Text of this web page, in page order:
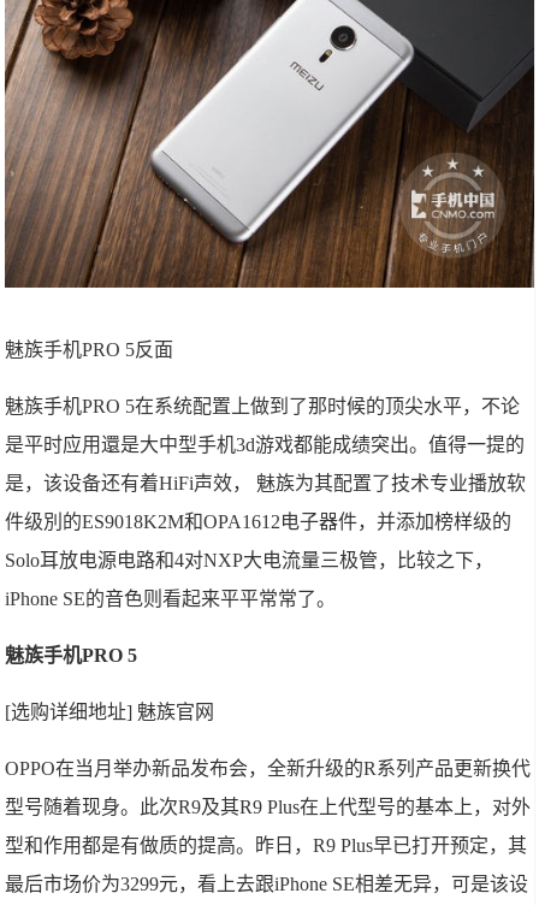
魅族手机PRO 5反面
魅族手机PRO 5在系统配置上做到了那时候的顶尖水平，不论
是平时应用還是大中型手机3d游戏都能成绩突出。值得一提的
是，该设备还有着HiFi声效， 魅族为其配置了技术专业播放软
件级別的ES9018K2M和OPA1612电子器件，并添加榜样级的
Solo耳放电源电路和4对NXP大电流量三极管，比较之下，
iPhone SE的音色则看起来平平常常了。
魅族手机PRO 5
[选购详细地址] 魅族官网
OPPO在当月举办新品发布会，全新升级的R系列产品更新换代
型号随着现身。此次R9及其R9 Plus在上代型号的基本上，对外
型和作用都是有做质的提高。昨日，R9 Plus早已打开预定，其
最后市场价为3299元，看上去跟iPhone SE相差无异，可是该设